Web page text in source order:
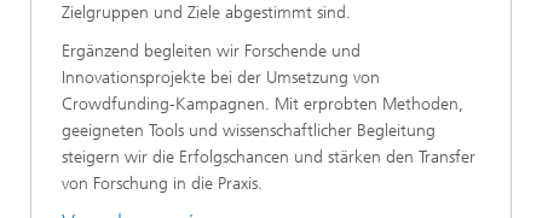
Zielgruppen und Ziele abgestimmt sind.
Ergänzend begleiten wir Forschende und
Innovationsprojekte bei der Umsetzung von
Crowdfunding-Kampagnen. Mit erprobten Methoden,
geeigneten Tools und wissenschaftlicher Begleitung
steigern wir die Erfolgschancen und stärken den Transfer
von Forschung in die Praxis.